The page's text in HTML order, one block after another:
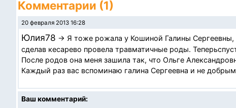
Комментарии (1)
20 февраля 2013 16:28
Юлия78 → Я тоже рожала у Кошиной Галины Сергеевны,
сделав кесарево провела травматичные роды.
После родов она меня зашила так, что Ольге
Каждый раз вас вспоминаю галина Сергеевна и не
Ваш комментарий: